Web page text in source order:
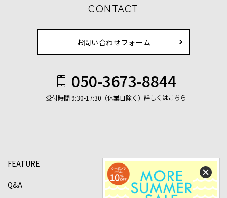
CONTACT
お問い合わせフォーム
050-3673-8844
受付時間 9:30-17:30（休業日除く） 詳しくはこちら
FEATURE
Q&A